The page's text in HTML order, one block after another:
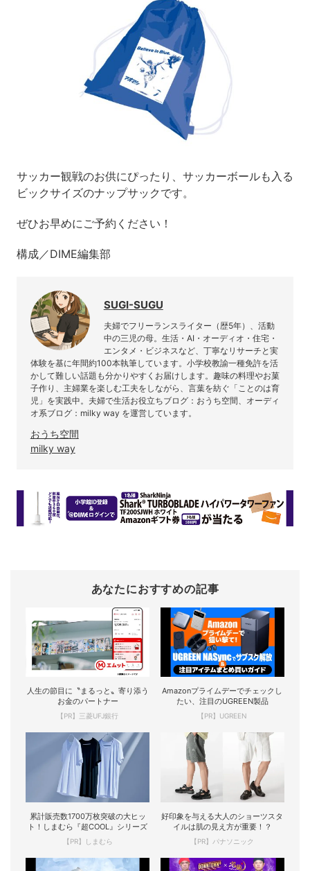
サッカー観戦のお供にぴったり、サッカーボールも入る
ビックサイズのナップサックです。
ぜひお早めにご予約ください！
構成／DIME編集部
SUGI-SUGU
夫婦でフリーランスライター（歴5年）、活動
中の三児の母。生活・AI・オーディオ・住宅・
エンタメ・ビジネスなど、丁寧なリサーチと実
体験を基に年間約100本執筆しています。小学校教諭一種免許を活
かして難しい話題も分かりやすくお届けします。趣味の料理やお菓
子作り、主婦業を楽しむ工夫をしながら、言葉を紡ぐ「ことのは育
児」を実践中。夫婦で生活お役立ちブログ：おうち空間、オーディ
オ系ブログ：milky way を運営しています。
おうち空間
milky way
あなたにおすすめの記事
人生の節目に〝まるっと〟寄り添う
お金のパートナー
【PR】三菱UFJ銀行
Amazonプライムデーでチェックし
たい、注目のUGREEN製品
【PR】UGREEN
累計販売数1700万枚突破の大ヒッ
ト！しまむら『超COOL』シリーズ
【PR】しまむら
好印象を与える大人のショーツスタ
イルは肌の見え方が重要！？
【PR】パナソニック